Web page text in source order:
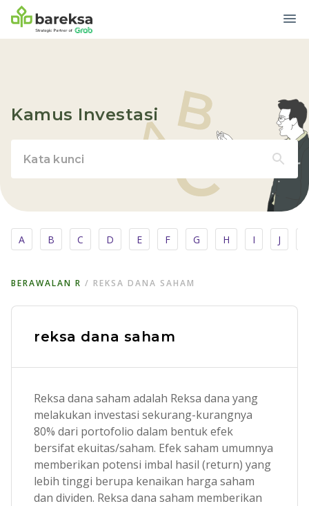
Kamus Investasi
A B C D E F G H I J
BERAWALAN R / REKSA DANA SAHAM
reksa dana saham
Reksa dana saham adalah Reksa dana yang
melakukan investasi sekurang-kurangnya
80% dari portofolio dalam bentuk efek
bersifat ekuitas/saham. Efek saham umumnya
memberikan potensi imbal hasil (return) yang
lebih tinggi berupa kenaikan harga saham
dan dividen. Reksa dana saham memberikan